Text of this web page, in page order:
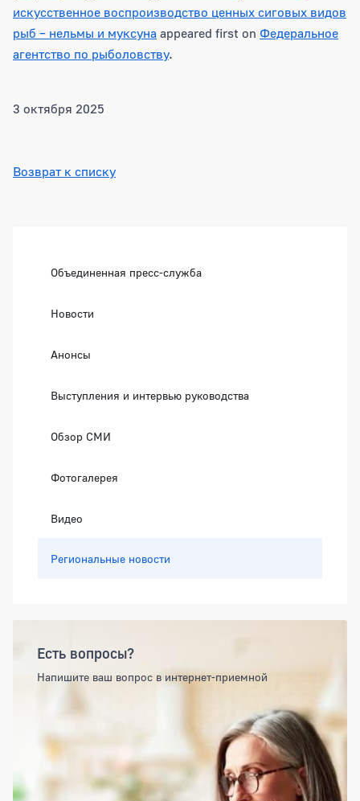
искусственное воспроизводство ценных сиговых видов
рыб – нельмы и муксуна appeared first on Федеральное
агентство по рыболовству.
3 октября 2025
Возврат к списку
Объединенная пресс-служба
Новости
Анонсы
Выступления и интервью руководства
Обзор СМИ
Фотогалерея
Видео
Региональные новости
Есть вопросы?
Напишите ваш вопрос в интернет-приемной